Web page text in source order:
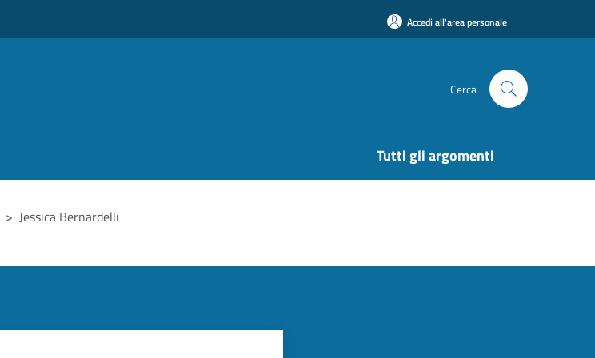
Accedi all'area personale
Cerca
Tutti gli argomenti
> Jessica Bernardelli